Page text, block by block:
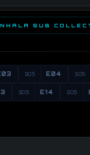
SUB
S05 E04 S05
S05 E14 S05